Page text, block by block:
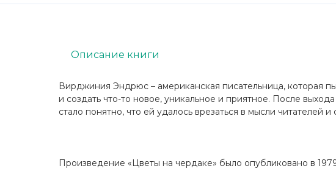
Вирджиния Эндрюс – американская писательница, которая
и создать что-то новое, уникальное и приятное. После
стало понятно, что ей удалось врезаться в мысли читателей и
Произведение «Цветы на чердаке» было опубликовано в
Описание книги